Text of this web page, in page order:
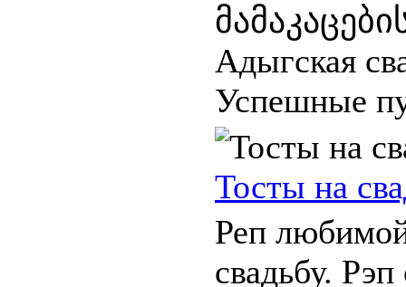
Адыгская
Успешные
Тосты на
Реп
свадьбу.